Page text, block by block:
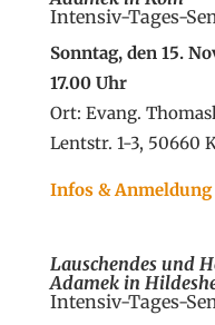
Intensiv-Tages-
Sonntag, den 15.
17.00 Uhr
Ort: Evang.
Lentstr. 1-3, 50660
Infos & Anmeldung
Lauschendes und
Adamek in
Intensiv-Tages-